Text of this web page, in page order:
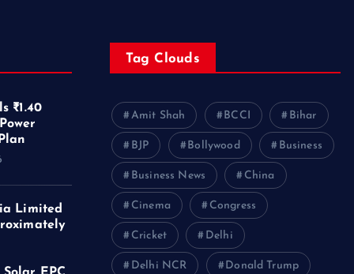
₹1.40
Limited
Tag Clouds
Amit Shah BCCI Bihar
BJP Bollywood Business
Business News China
Cinema Congress
Cricket Delhi
Delhi NCR Donald Trump